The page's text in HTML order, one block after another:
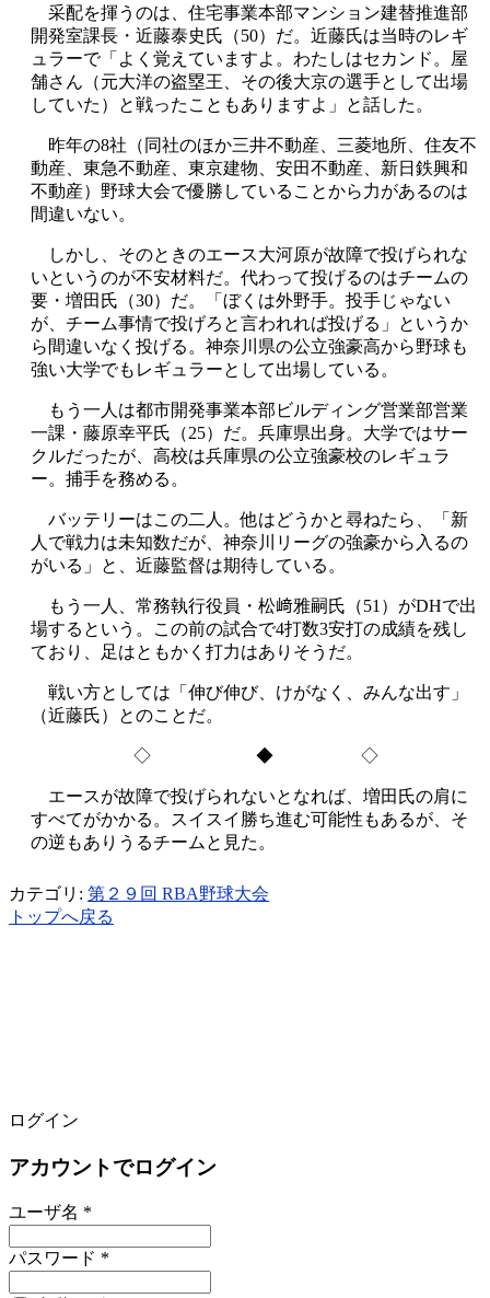
采配を揮うのは、住宅事業本部マンション建替推進部
開発室課長・近藤泰史氏（50）だ。近藤氏は当時のレギ
ュラーで「よく覚えていますよ。わたしはセカンド。屋
舗さん（元大洋の盗塁王、その後大京の選手として出場
していた）と戦ったこともありますよ」と話した。
昨年の8社（同社のほか三井不動産、三菱地所、住友不
動産、東急不動産、東京建物、安田不動産、新日鉄興和
不動産）野球大会で優勝していることから力があるのは
間違いない。
しかし、そのときのエース大河原が故障で投げられな
いというのが不安材料だ。代わって投げるのはチームの
要・増田氏（30）だ。「ぼくは外野手。投手じゃない
が、チーム事情で投げろと言われれば投げる」というか
ら間違いなく投げる。神奈川県の公立強豪高から野球も
強い大学でもレギュラーとして出場している。
もう一人は都市開発事業本部ビルディング営業部営業
一課・藤原幸平氏（25）だ。兵庫県出身。大学ではサー
クルだったが、高校は兵庫県の公立強豪校のレギュラ
ー。捕手を務める。
バッテリーはこの二人。他はどうかと尋ねたら、「新
人で戦力は未知数だが、神奈川リーグの強豪から入るの
がいる」と、近藤監督は期待している。
もう一人、常務執行役員・松﨑雅嗣氏（51）がDHで出
場するという。この前の試合で4打数3安打の成績を残し
ており、足はともかく打力はありそうだ。
戦い方としては「伸び伸び、けがなく、みんな出す」
（近藤氏）とのことだ。
◇ ◆ ◇
エースが故障で投げられないとなれば、増田氏の肩に
すべてがかかる。スイスイ勝ち進む可能性もあるが、そ
の逆もありうるチームと見た。
カテゴリ: 第２９回 RBA野球大会
トップへ戻る
ログイン
アカウントでログイン
ユーザ名 *
パスワード *